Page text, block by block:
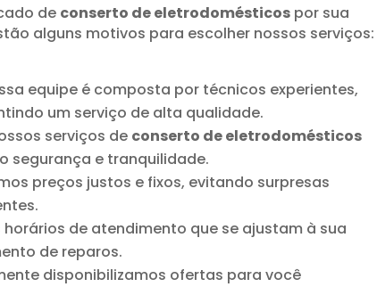
de conserto de eletrodomésticos por sua
alguns motivos para escolher nossos serviços:
equipe é composta por técnicos experientes,
um serviço de alta qualidade.
serviços de conserto de eletrodomésticos
segurança e tranquilidade.
preços justos e fixos, evitando surpresas
horários de atendimento que se ajustam à sua
de reparos.
disponibilizamos ofertas para você